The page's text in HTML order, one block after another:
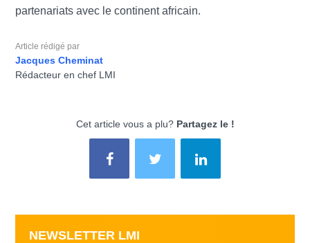
partenariats avec le continent africain.
Article rédigé par
Jacques Cheminat
Rédacteur en chef LMI
Cet article vous a plu? Partagez le !
NEWSLETTER LMI